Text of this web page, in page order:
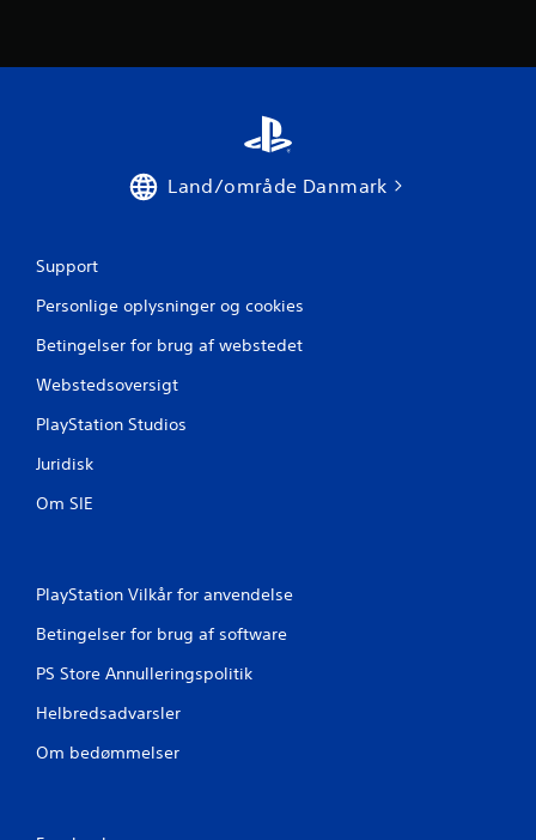
Land/område Danmark
Support
Personlige oplysninger og cookies
Betingelser for brug af webstedet
Webstedsoversigt
PlayStation Studios
Juridisk
Om SIE
PlayStation Vilkår for anvendelse
Betingelser for brug af software
PS Store Annulleringspolitik
Helbredsadvarsler
Om bedømmelser